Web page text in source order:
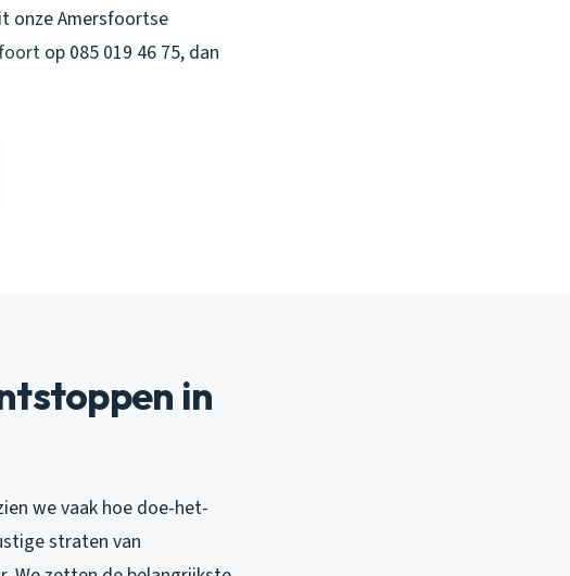
onze Amersfoortse
op 085 019 46 75, dan
in
we vaak hoe doe-het-
straten van